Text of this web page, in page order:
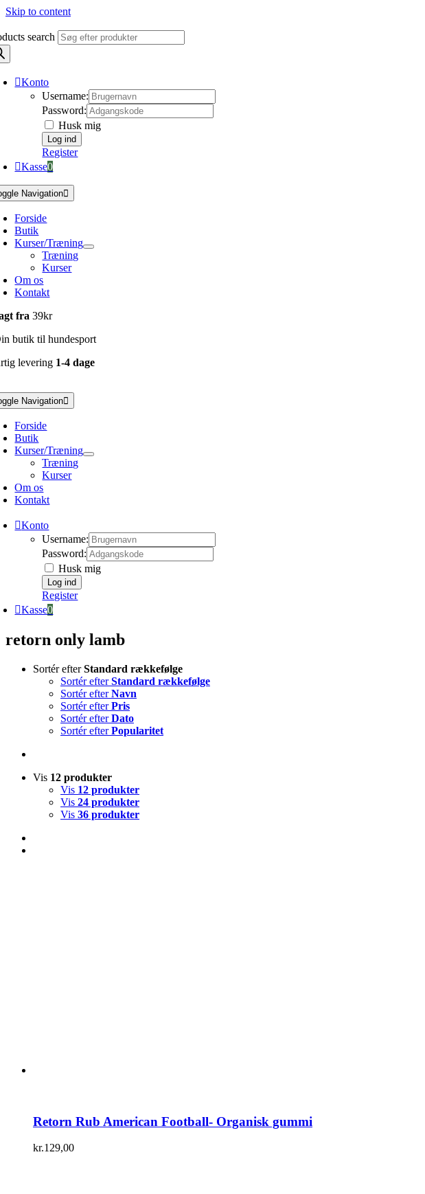
Skip to content
search
Konto
Username:
Password:
Husk mig
Register
Kasse0
Navigation
Forside
Butik
Kurser/Træning
Træning
Kurser
Om os
Kontakt
fra39kr
butik til hundesport
levering 1-4 dage
Navigation
Forside
Butik
Kurser/Træning
Træning
Kurser
Om os
Kontakt
Konto
Username:
Password:
Husk mig
Register
Kasse0
retorn only lamb
Sortér efterStandard rækkefølge
Sortér efterStandard rækkefølge
Sortér efterNavn
Sortér efterPris
Sortér efterDato
Sortér efterPopularitet
Vis 12 produkter
Vis 12 produkter
Vis 24 produkter
Vis 36 produkter
Retorn Rub American Football- Organisk gummi
kr.129,00